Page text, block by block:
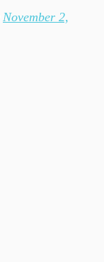
November 2,